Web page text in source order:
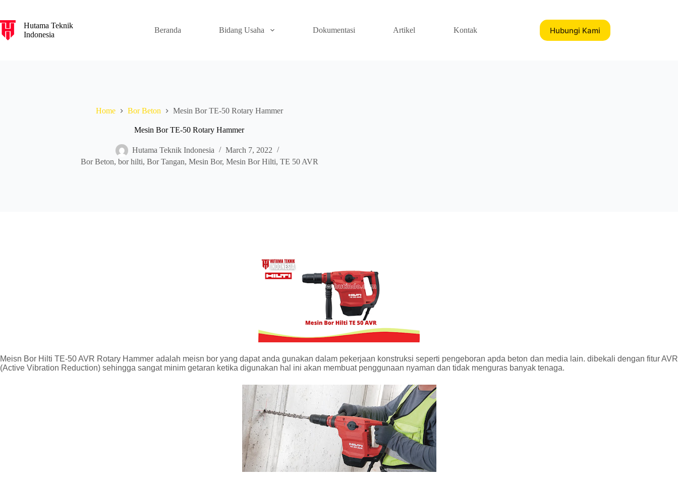
k
i
p
Hutama Teknik
Indonesia
Beranda Bidang Usaha Dokumentasi Artikel Kontak Hubungi Kami
Home Bor Beton Mesin Bor TE-50 Rotary Hammer
Mesin Bor TE-50 Rotary Hammer
Hutama Teknik Indonesia
March 7, 2022
Bor Beton, bor hilti, Bor Tangan, Mesin Bor, Mesin Bor Hilti, TE 50 AVR
Meisn Bor Hilti TE-50 AVR Rotary Hammer adalah meisn bor yang dapat anda gunakan dalam pekerjaan konstruksi seperti pengeboran apda beton dan media lain. dibekali dengan fitur AVR
(Active Vibration Reduction) sehingga sangat minim getaran ketika digunakan hal ini akan membuat penggunaan nyaman dan tidak menguras banyak tenaga.